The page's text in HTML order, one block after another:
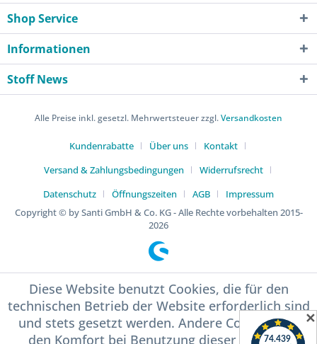
Shop Service
Informationen
Stoff News
Alle Preise inkl. gesetzl. Mehrwertsteuer zzgl.Versandkosten
Kundenrabatte Über uns
Kontakt
Versand & Zahlungsbedingungen
Widerrufsrecht
Datenschutz
Öffnungszeiten AGB
Impressum
Copyright © by Santi GmbH & Co. KG - Alle Rechte vorbehalten 2015-
2026
Diese Website benutzt Cookies, die für den
technischen Betrieb der Website erforderlich sind
und stets gesetzt werden. Andere Cookies, die
den Komfort bei Benutzung dieser Website
✕